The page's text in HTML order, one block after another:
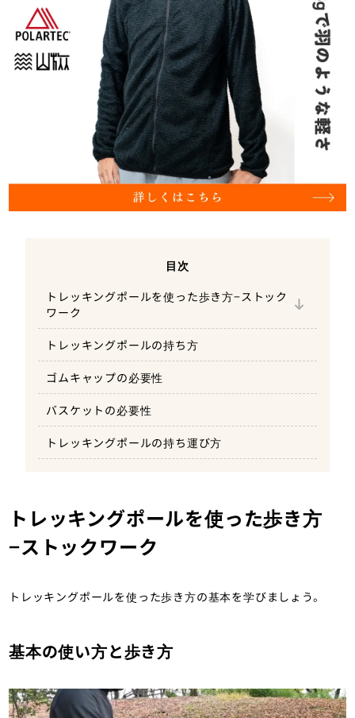
目次
トレッキングポールを使った歩き方−ストック
ワーク姿勢について
上りと下りでポールの持つ位置を変える
完全に体重を預けない
トレッキングポールの持ち方
ゴムキャップの必要性
バスケットの必要性
トレッキングポールの持ち運び方
トレッキングポールを使った歩き方
−ストックワーク
トレッキングポールを使った歩き方の基本を学びましょう。
基本の使い方と歩き方